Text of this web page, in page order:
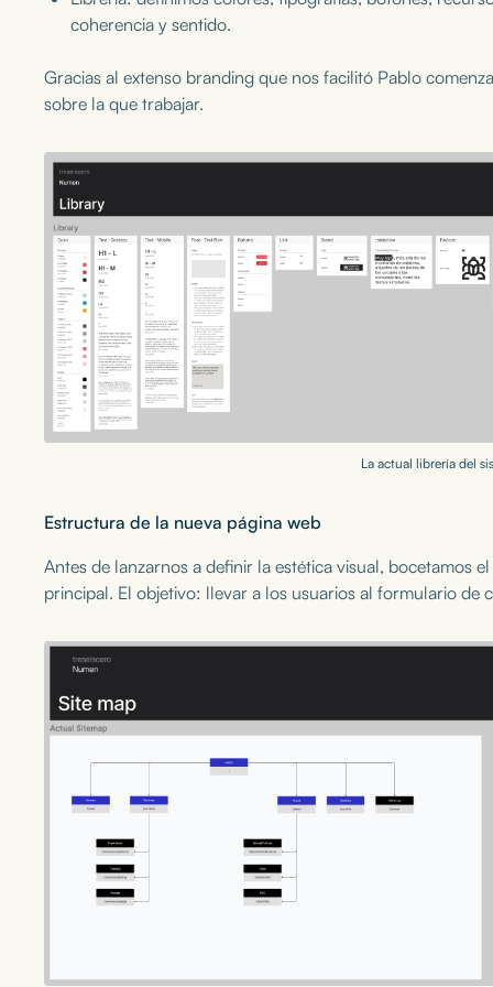
coherencia y sentido.
Gracias al extenso branding que nos facilitó Pablo
sobre la que trabajar.
La actual librería del
Estructura de la nueva página web
Antes de lanzarnos a definir la estética visual, bocetamos
principal. El objetivo: llevar a los usuarios al formulario de